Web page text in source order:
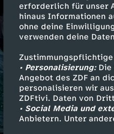
erforderlich für unser
hinaus Informationen
ohne deine
verwenden deine
• Personalisierung:Die
Angebot des ZDF an
personalisieren wir
ZDFtivi. Daten von
• Social Media und
Anbietern. Unter
Ähnliche